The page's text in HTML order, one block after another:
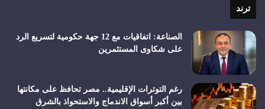
ترند
الصناعة: اتفاقيات مع 12 جهة حكومية لتسريع الرد
على شكاوى المستثمرين
رغم التوترات الإقليمية.. مصر تحافظ على مكانتها
بين أكبر أسواق الاندماج والاستحواذ بالشرق